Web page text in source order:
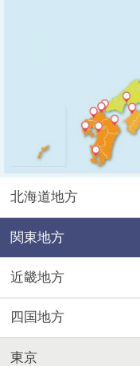
北海道地方
関東地方
近畿地方
四国地方
東京